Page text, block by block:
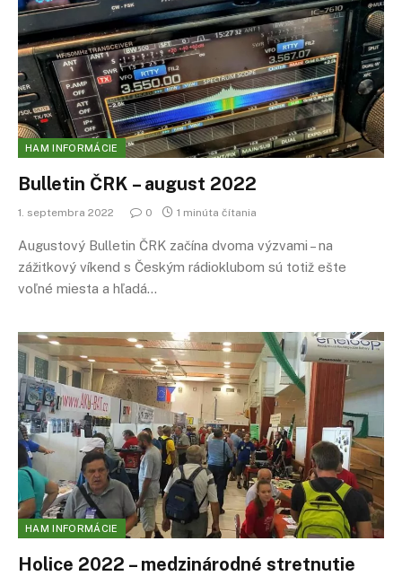
HAM INFORMÁCIE
Bulletin ČRK – august 2022
1. septembra 2022 0 1 minúta čítania
Augustový Bulletin ČRK začína dvoma výzvami – na
zážitkový víkend s Českým rádioklubom sú totiž ešte
voľné miesta a hľadá…
HAM INFORMÁCIE
Holice 2022 – medzinárodné stretnutie